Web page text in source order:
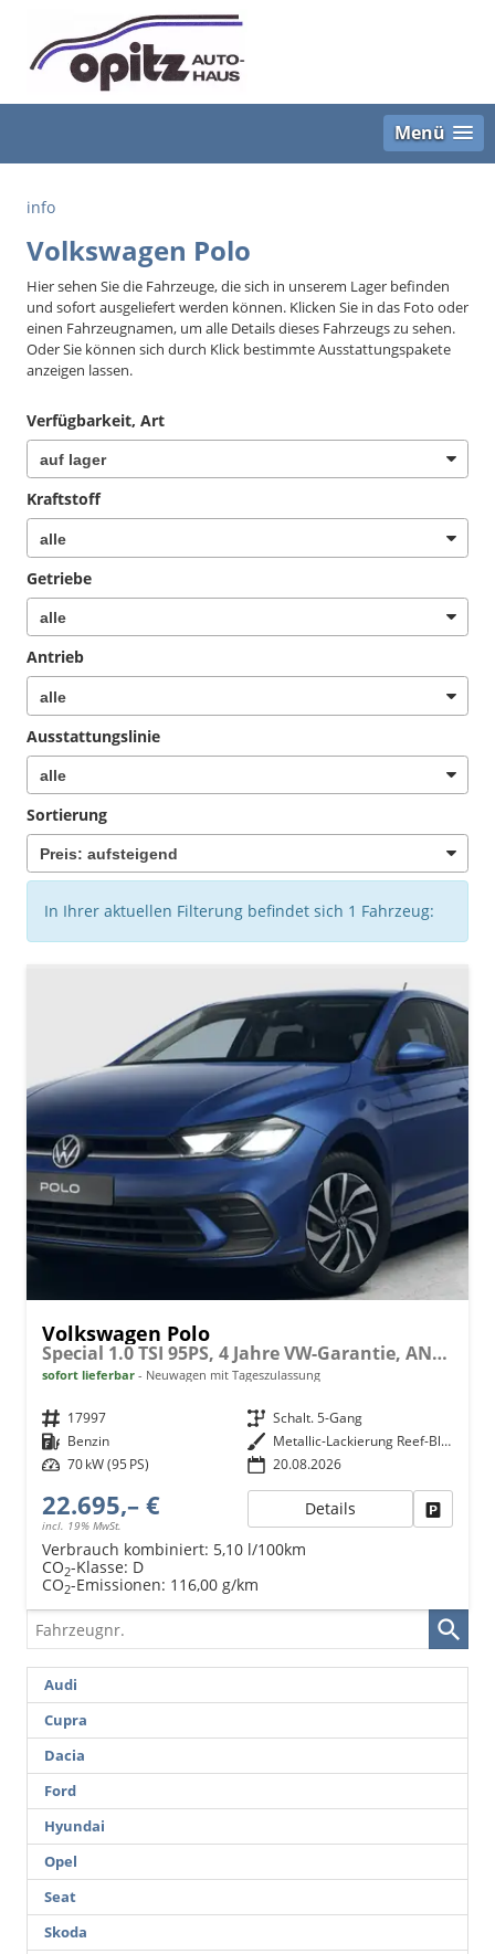
Menü
info
Volkswagen Polo
Hier sehen Sie die Fahrzeuge, die sich in unserem Lager befinden
und sofort ausgeliefert werden können. Klicken Sie in das Foto oder
einen Fahrzeugnamen, um alle Details dieses Fahrzeugs zu sehen.
Oder Sie können sich durch Klick bestimmte Ausstattungspakete
anzeigen lassen.
Verfügbarkeit, Art
Kraftstoff
Getriebe
Antrieb
Ausstattungslinie
Sortierung
In Ihrer aktuellen Filterung befindet sich 1 Fahrzeug:
Volkswagen Polo
Special 1.0 TSI 95PS, 4 Jahre VW-Garantie, ANHÄNGERKUPPLUNG, 15" ALU, SITZHEIZUNG, Parksensoren VORNE & hinten, Rückfahrkamera, M-Lederlenkrad, READY2DISCOVER, APP-CONNECT, Armlehne vorne, Induktionsladen Smartphone, Abgedunkelte Scheiben, RESERVERAD, NSW
sofort lieferbar Neuwagen mit Tageszulassung
Fahrzeugnr. 17997 Getriebe Schalt. 5-Gang
Kraftstoff Benzin Außenfarbe
Metallic-Lackierung Reef-Blau
Leistung 70 kW (95 PS) 20.08.2026
22.695,– €
incl. 19% MwSt.
Details
Verbrauch kombiniert: 5,10 l/100km
CO2-Klasse: D
CO2-Emissionen: 116,00 g/km
Fahrzeugnr.
Audi
Cupra
Dacia
Ford
Hyundai
Opel
Seat
Skoda